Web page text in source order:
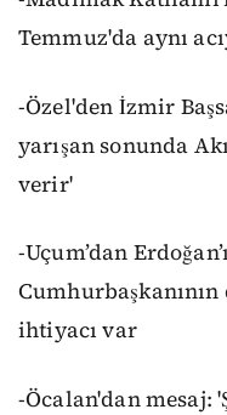
Temmuz'da aynı
-Özel'den İzmir
yarışan sonunda
verir'
-Uçum’dan
ihtiyacı var
-Öcalan'dan mesaj: